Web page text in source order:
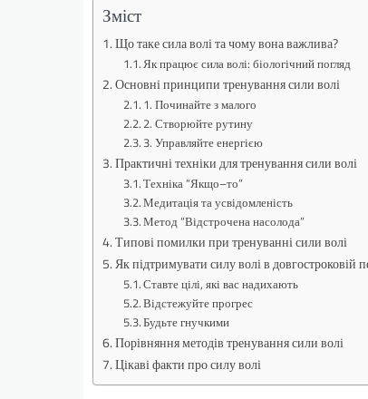
Зміст
Що таке сила волі та чому вона важлива?
Як працює сила волі: біологічний погляд
Основні принципи тренування сили волі
1. Починайте з малого
2. Створюйте рутину
3. Управляйте енергією
Практичні техніки для тренування сили волі
Техніка “Якщо–то”
Медитація та усвідомленість
Метод “Відстрочена насолода”
Типові помилки при тренуванні сили волі
Як підтримувати силу волі в довгостроковій
Ставте цілі, які вас надихають
Відстежуйте прогрес
Будьте гнучкими
Порівняння методів тренування сили волі
Цікаві факти про силу волі